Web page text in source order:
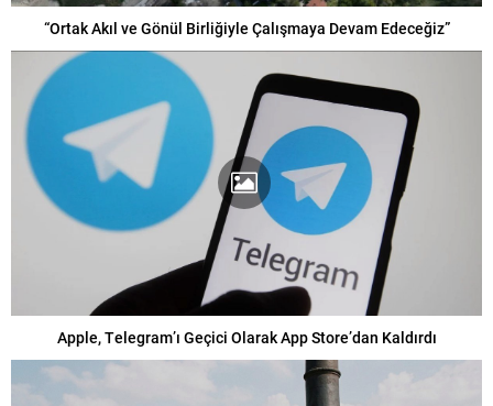
“Ortak Akıl ve Gönül Birliğiyle Çalışmaya Devam Edeceğiz”
Apple, Telegram’ı Geçici Olarak App Store’dan Kaldırdı